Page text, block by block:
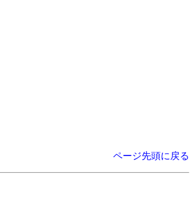
ページ先頭に戻る